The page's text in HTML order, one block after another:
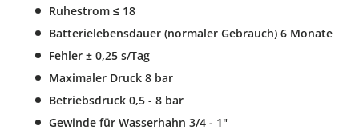
Ruhestrom ≤ 18
Batterielebensdauer (normaler Gebrauch) 6 Monate
Fehler ± 0,25 s/Tag
Maximaler Druck 8 bar
Betriebsdruck 0,5 - 8 bar
Gewinde für Wasserhahn 3/4 - 1"